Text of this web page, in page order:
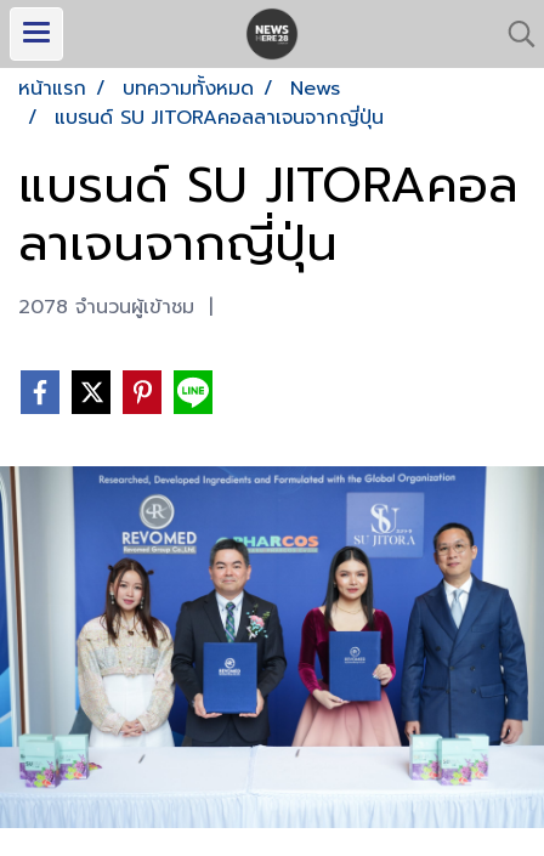
หน้าแรก บทความทั้งหมด
News
แบรนด์ SU JITORAคอลลาเจนจากญี่ปุ่น
แบรนด์ SU JITORAคอล
ลาเจนจากญี่ปุ่น
2078 จำนวนผู้เข้าชม |